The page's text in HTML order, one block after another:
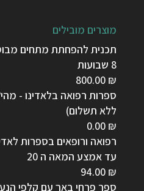
מוצרים מובילים
תכנית להפחתת מתחים
8 שבועות
800.00 ₪
ספרות רפואה בלאדינו -
ללא תשלום)
0.00 ₪
רפואה ורופאים בספרות
עד אמצע המאה ה 20
94.00 ₪
ספר פרחי באך עם קלפי